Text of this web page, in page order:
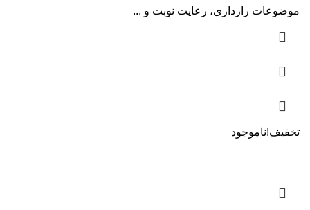
موضوعات رازداری، رعایت نوبت و ...
تخفیف!ناموجود